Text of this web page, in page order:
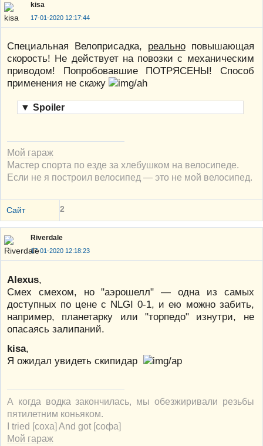
kisa
17-01-2020 12:17:44
Специальная Велоприсадка, реальноповышающая
скорость! Не действует на повозки с механическим
приводом! Попробовавшие ПОТРЯСЕНЫ! Способ
применения не скажу
▼ Spoiler
Мой гараж
Мастер спорта по езде за хлебушком на велосипеде.
Если не я построил велосипед — это не мой велосипед.
Сайт 2
Riverdale
17-01-2020 12:18:23
Alexus,
Смех смехом, но "аэрошелл" — одна из самых
доступных по цене с NLGI 0-1, и ею можно забить,
например, планетарку или "торпедо" изнутри, не
опасаясь залипаний.
kisa,
Я ожидал увидеть скипидар
А когда водка закончилась, мы обезжиривали резьбы
пятилетним коньяком.
I tried [соха] And got [софа]
Мой гараж